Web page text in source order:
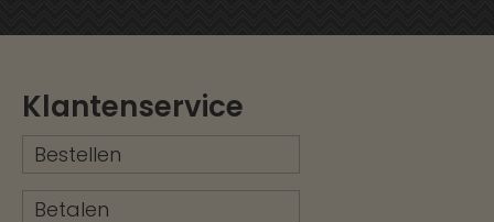
Klantenservice
Bestellen
Betalen